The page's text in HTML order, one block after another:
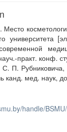
университета
практ. конф.
С. П.
канд. мед. наук,
handle/